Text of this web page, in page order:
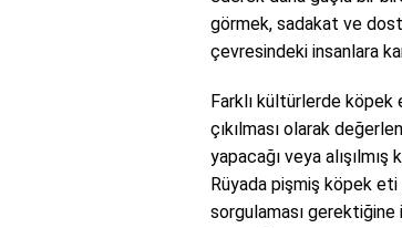
görmek, sadakat ve
çevresindeki insanlara
Farklı kültürlerde köpek
çıkılması olarak
yapacağı veya alışılmış
Rüyada pişmiş köpek eti
sorgulaması gerektiğine